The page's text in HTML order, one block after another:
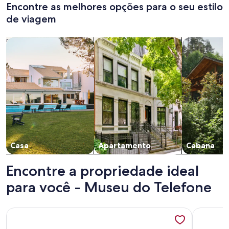
Encontre as melhores opções para o seu estilo
de viagem
Casa
Busque casas
Apartamento
Busque apartamentos
Cabana
buscar
Encontre a propriedade ideal
para você - Museu do Telefone
Mais informações sobre Maravilhosa chácara em Bragança
Mais